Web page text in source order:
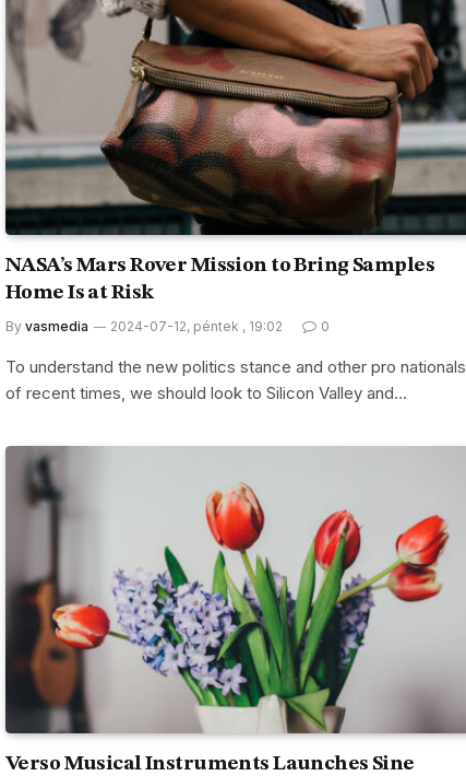
NASA’s Mars Rover Mission to Bring Samples
Home Is at Risk
By vasmedia 2024-07-12, péntek , 19:02 0
To understand the new politics stance and other pro nationals
of recent times, we should look to Silicon Valley and…
Verso Musical Instruments Launches Sine